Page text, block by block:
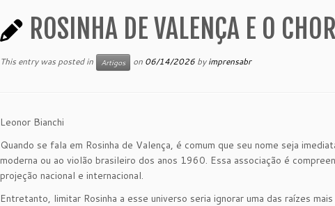
ROSINHA DE VALENÇA E O
This entry was posted in Artigos on 06/14/2026 byimprensabr
Leonor Bianchi
Quando se fala em Rosinha de Valença, é comum que seu nome seja
moderna ou ao violão brasileiro dos anos 1960. Essa associação é
projeção nacional e internacional.
Entretanto, limitar Rosinha a esse universo seria ignorar uma das raízes